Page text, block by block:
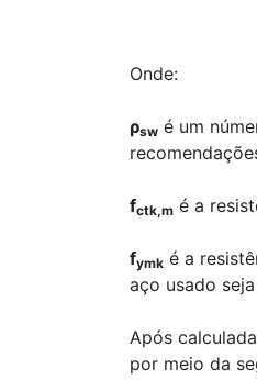
Onde:
ρsw é um
fctk,m é a
fymk é a
aço usado
Após
por meio da